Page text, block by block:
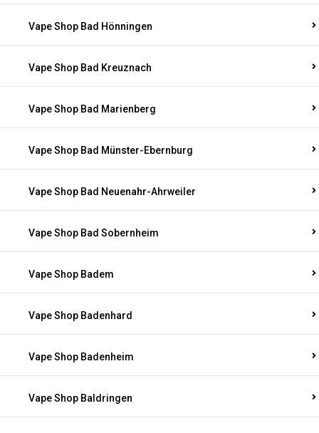
Vape Shop Bad Hönningen
Vape Shop Bad Kreuznach
Vape Shop Bad Marienberg
Vape Shop Bad Münster-Ebernburg
Vape Shop Bad Neuenahr-Ahrweiler
Vape Shop Bad Sobernheim
Vape Shop Badem
Vape Shop Badenhard
Vape Shop Badenheim
Vape Shop Baldringen